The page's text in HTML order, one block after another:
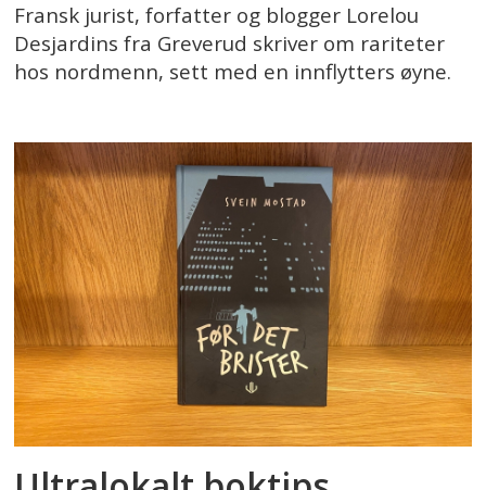
Fransk jurist, forfatter og blogger Lorelou
Desjardins fra Greverud skriver om rariteter
hos nordmenn, sett med en innflytters øyne.